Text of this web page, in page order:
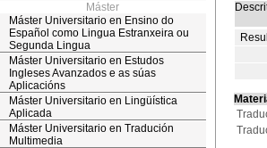
Máster
Máster Universitario en Ensino do
Español como Lingua Estranxeira ou
Segunda Lingua
Máster Universitario en Estudos
Ingleses Avanzados e as súas
Aplicacións
Máster Universitario en Lingüística
Aplicada
Máster Universitario en Tradución
Multimedia